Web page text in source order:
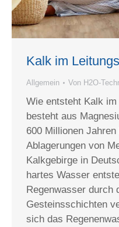
Kalk im
Allgemein Von H2O-
Wie entsteht Kalk
besteht aus
600 Millionen
Ablagerungen von
Kalkgebirge in
hartes Wasser
Regenwasser durch
Gesteinsschichten
sich das